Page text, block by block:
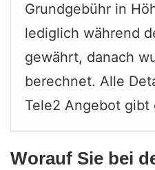
Grundgebühr in
lediglich während
gewährt, danach
berechnet. Alle
Tele2 Angebot gibt
Worauf Sie bei